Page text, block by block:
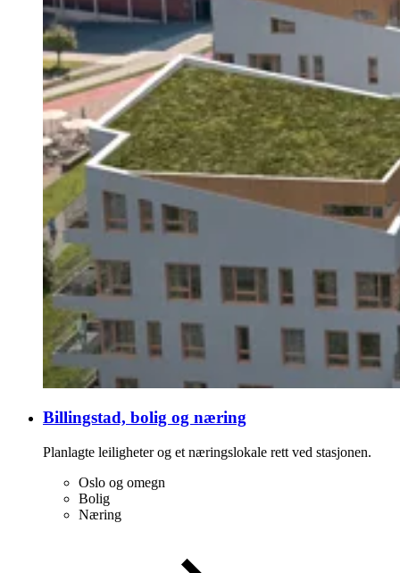
Billingstad, bolig og næring
Planlagte leiligheter og et næringslokale rett ved stasjonen.
Oslo og omegn
Bolig
Næring